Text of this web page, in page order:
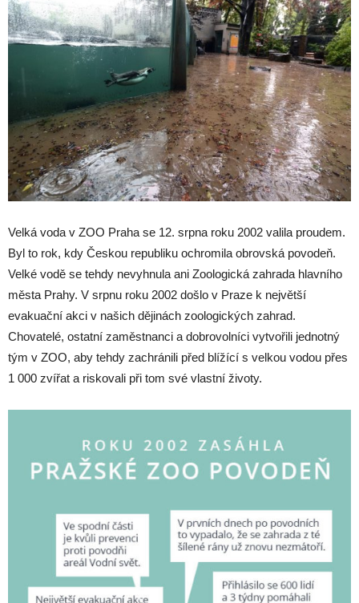
Velká voda v ZOO Praha se 12. srpna roku 2002 valila proudem.
Byl to rok, kdy Českou republiku ochromila obrovská povodeň.
Velké vodě se tehdy nevyhnula ani Zoologická zahrada hlavního
města Prahy. V srpnu roku 2002 došlo v Praze k největší
evakuační akci v našich dějinách zoologických zahrad.
Chovatelé, ostatní zaměstnanci a dobrovolníci vytvořili jednotný
tým v ZOO, aby tehdy zachránili před blížící s velkou vodou přes
1 000 zvířat a riskovali při tom své vlastní životy.